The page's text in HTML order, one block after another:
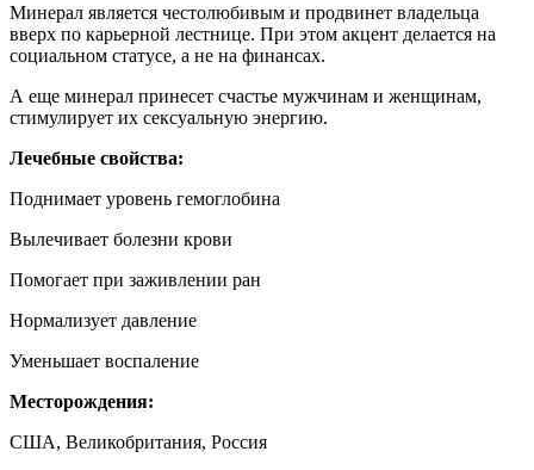
Минерал является честолюбивым и продвинет владельца
вверх по карьерной лестнице. При этом акцент делается на
социальном статусе, а не на финансах.
А еще минерал принесет счастье мужчинам и женщинам,
стимулирует их сексуальную энергию.
Лечебные свойства:
Поднимает уровень гемоглобина
Вылечивает болезни крови
Помогает при заживлении ран
Нормализует давление
Уменьшает воспаление
Месторождения:
США, Великобритания, Россия